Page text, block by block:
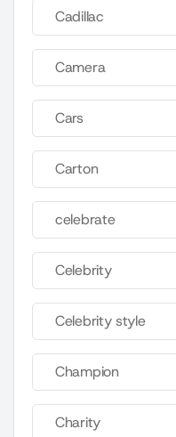
Cadillac
Camera
Cars
Carton
celebrate
Celebrity
Celebrity style
Champion
Charity